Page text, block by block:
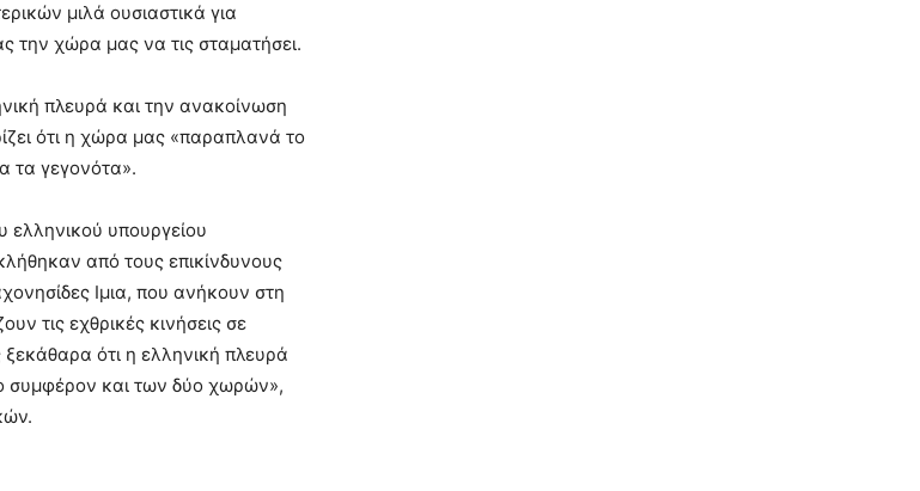
μιλά ουσιαστικά για
την χώρα μας να τις σταματήσει.
πλευρά και την ανακοίνωση
ότι η χώρα μας «παραπλανά το
τα γεγονότα».
ελληνικού υπουργείου
από τους επικίνδυνους
Ιμια, που ανήκουν στη
τις εχθρικές κινήσεις σε
ότι η ελληνική πλευρά
συμφέρον και των δύο χωρών»,